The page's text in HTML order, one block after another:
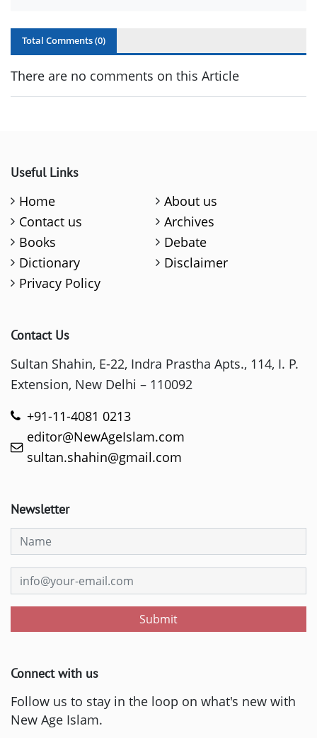
Total Comments (0)
There are no comments on this Article
Useful Links
Home
About us
Contact us
Archives
Books
Debate
Dictionary
Disclaimer
Privacy Policy
Contact Us
Sultan Shahin, E-22, Indra Prastha Apts., 114, I. P.
Extension, New Delhi – 110092
+91-11-4081 0213
editor@NewAgeIslam.com
sultan.shahin@gmail.com
Newsletter
Submit
Connect with us
Follow us to stay in the loop on what's new with
New Age Islam.